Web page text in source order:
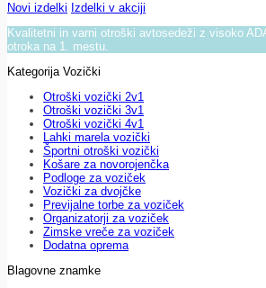
Novi izdelki Izdelki v akciji
Kvalitetni in varni otroški avtosedeži z visoko
otroka na 1. mestu.
Kategorija Vozički
Otroški vozički 2v1
Otroški vozički 3v1
Otroški vozički 4v1
Lahki marela vozički
Športni otroški vozički
Košare za novorojenčka
Podloge za voziček
Vozički za dvojčke
Previjalne torbe za voziček
Organizatorji za voziček
Zimske vreče za voziček
Dodatna oprema
Blagovne znamke